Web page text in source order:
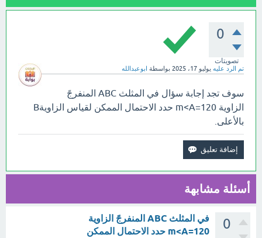
0
تصويتات
تم الرد عليه يوليو 17، 2025 بواسطة ابوعبدالله
سوف تجد إجابة سؤال في المثلث ABC المنفرجً
الزاوية m<A=120 ‏حدد الاحتمال الممكن لقياس الزاويةB
بالأعلى.
أسئلة مشابهة
0
في المثلث ABC المنفرجً الزاوية
m<A=120 ‏حدد الاحتمال الممكن